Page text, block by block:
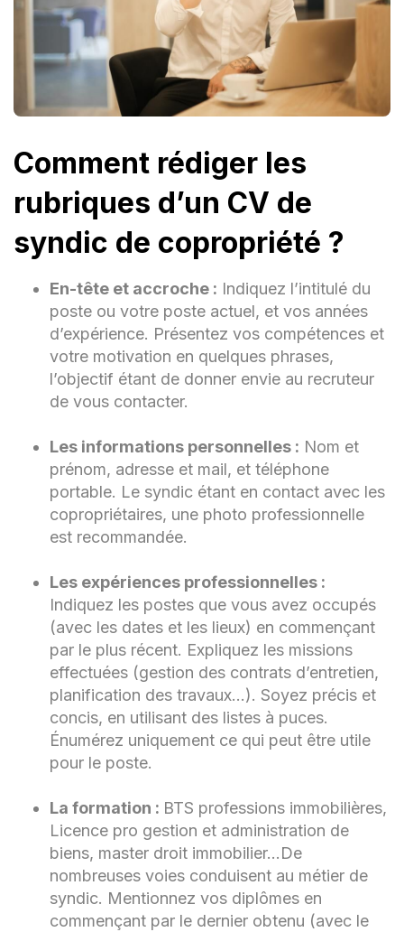
Comment rédiger les
rubriques d’un CV de
syndic de copropriété ?
En-tête et accroche : Indiquez l’intitulé du
poste ou votre poste actuel, et vos années
d’expérience. Présentez vos compétences et
votre motivation en quelques phrases,
l’objectif étant de donner envie au recruteur
de vous contacter.
Les informations personnelles : Nom et
prénom, adresse et mail, et téléphone
portable. Le syndic étant en contact avec les
copropriétaires, une photo professionnelle
est recommandée.
Les expériences professionnelles :
Indiquez les postes que vous avez occupés
(avec les dates et les lieux) en commençant
par le plus récent. Expliquez les missions
effectuées (gestion des contrats d’entretien,
planification des travaux…). Soyez précis et
concis, en utilisant des listes à puces.
Énumérez uniquement ce qui peut être utile
pour le poste.
La formation : BTS professions immobilières,
Licence pro gestion et administration de
biens, master droit immobilier…De
nombreuses voies conduisent au métier de
syndic. Mentionnez vos diplômes en
commençant par le dernier obtenu (avec le